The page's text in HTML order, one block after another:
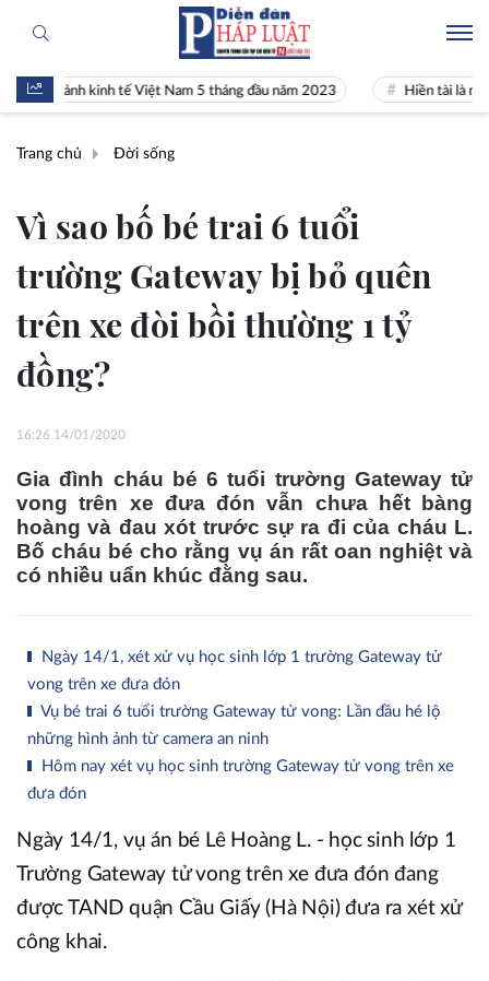
cảnh kinh tế Việt Nam 5 tháng đầu năm 2023 Hiền tài là nguyên khí
Trang chủ Đời sống
Vì sao bố bé trai 6 tuổi
trường Gateway bị bỏ quên
trên xe đòi bồi thường 1 tỷ
đồng?
16:26 14/01/2020
Gia đình cháu bé 6 tuổi trường Gateway tử
vong trên xe đưa đón vẫn chưa hết bàng
hoàng và đau xót trước sự ra đi của cháu L.
Bố cháu bé cho rằng vụ án rất oan nghiệt và
có nhiều uẩn khúc đằng sau.
Ngày 14/1, xét xử vụ học sinh lớp 1 trường Gateway tử
vong trên xe đưa đón
Vụ bé trai 6 tuổi trường Gateway tử vong: Lần đầu hé lộ
những hình ảnh từ camera an ninh
Hôm nay xét vụ học sinh trường Gateway tử vong trên xe
đưa đón
Ngày 14/1, vụ án bé Lê Hoàng L. - học sinh lớp 1
Trường Gateway tử vong trên xe đưa đón đang
được TAND quận Cầu Giấy (Hà Nội) đưa ra xét xử
công khai.